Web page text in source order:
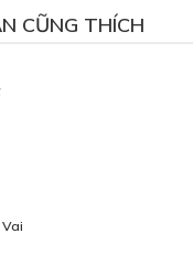
CŨNG THÍCH